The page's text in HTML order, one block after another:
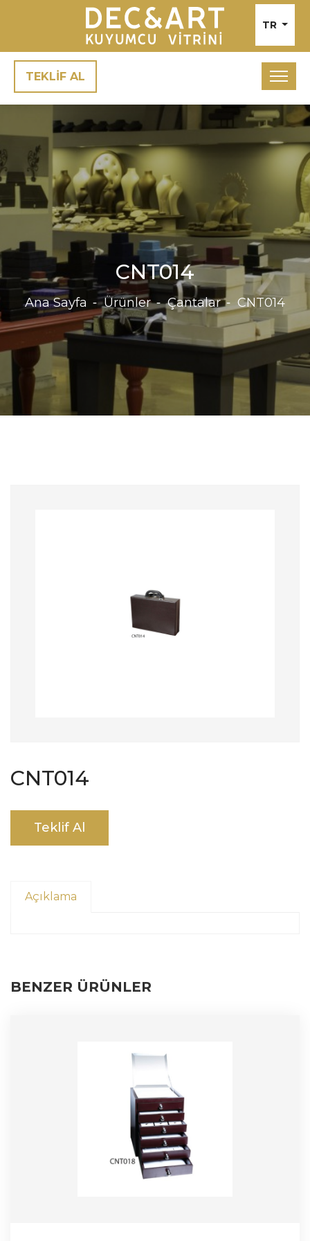
TR
TEKLİF AL
CNT014
Ana Sayfa Ürünler Çantalar CNT014
CNT014
Teklif Al
Açıklama
BENZER ÜRÜNLER